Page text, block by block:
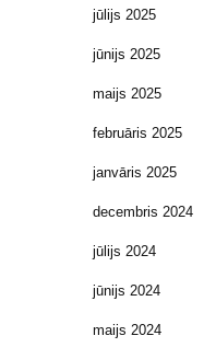
jūlijs 2025
jūnijs 2025
maijs 2025
februāris 2025
janvāris 2025
decembris 2024
jūlijs 2024
jūnijs 2024
maijs 2024